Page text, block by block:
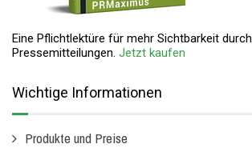
Eine Pflichtlektüre für mehr Sichtbarkeit durch
Pressemitteilungen. Jetzt kaufen
Wichtige Informationen
Produkte und Preise